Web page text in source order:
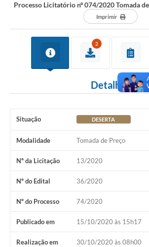
Processo Licitatório nº 074/2020 Tomada
Imprimir
2
Detalhes
Situação DESERTA
Modalidade Tomada de Preço
Nº da Licitação 13/2020
Nº do Edital 36/2020
Nº do Processo 74/2020
Publicado em 15/10/2020 às 15h17
Realização em 30/10/2020 às 08h00